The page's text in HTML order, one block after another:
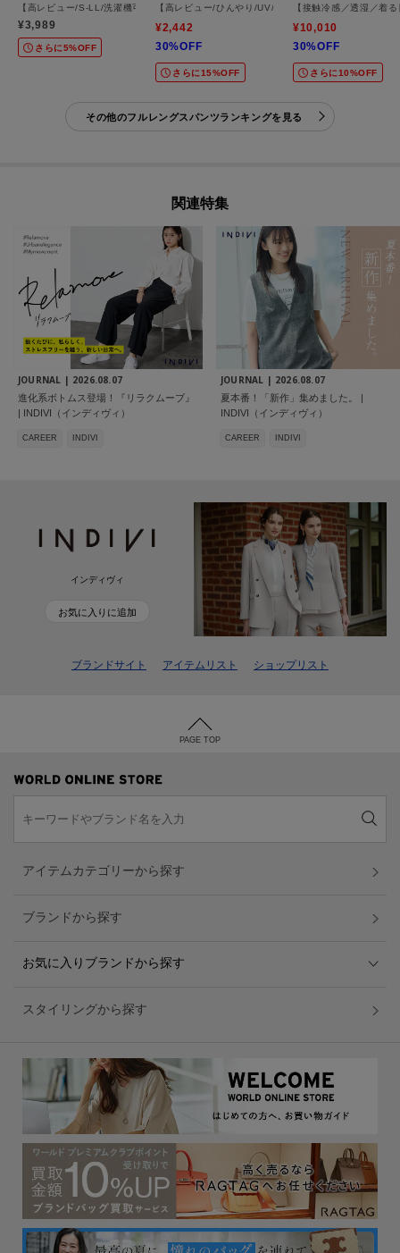
【高レビュー/S-LL/洗濯機可/セットアップ可】着丈選べる 軽凛(かろりん) ひんやりフ
¥3,989
さらに5%OFF
【高レビュー/ひんやり/UV/SS-3L/セットアップ可】さ
¥2,442
30%OFF
さらに15%OFF
【接触冷感／透湿／着
¥10,010
30%OFF
さらに10%OFF
その他のフルレングスパンツランキングを見る
関連特集
JOURNAL | 2026.08.07
進化系ボトムス登場！『リラクムーブ』
| INDIVI（インディヴィ）
CAREER INDIVI
JOURNAL | 2026.08.07
夏本番！「新作」集めました。 |
INDIVI（インディヴィ）
CAREER INDIVI
インディヴィ
お気に入りに追加
ブランドサイト アイテムリスト ショップリスト
PAGE TOP
アイテムカテゴリーから探す
ブランドから探す
お気に入りブランドから探す
スタイリングから探す